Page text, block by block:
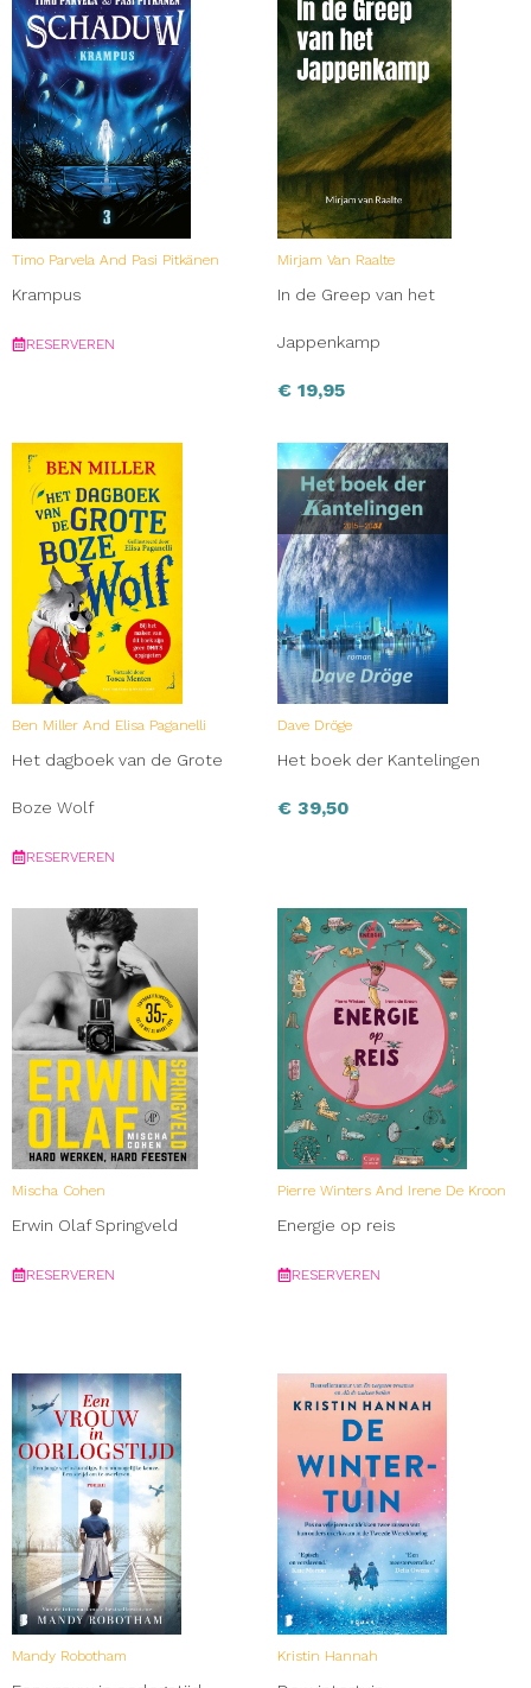
Timo Parvela And Pasi Pitkänen
Krampus
RESERVEREN
Mirjam Van Raalte
In de Greep van het
Jappenkamp
€ 19,95
Ben Miller And Elisa Paganelli
Het dagboek van de Grote
Boze Wolf
RESERVEREN
Dave Dröge
Het boek der Kantelingen
€ 39,50
Mischa Cohen
Erwin Olaf Springveld
RESERVEREN
Pierre Winters And Irene De Kroon
Energie op reis
RESERVEREN
Mandy Robotham Kristin Hannah